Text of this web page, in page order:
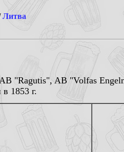
Литва
"Ragutis", AB "Volfas
1853 г.